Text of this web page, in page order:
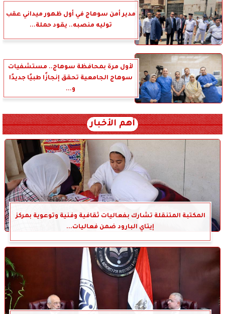
مدير أمن سوهاج في أول ظهور ميداني عقب
توليه منصبه.. يقود حملة...
لأول مرة بمحافظة سوهاج.. مستشفيات
سوهاج الجامعية تحقق إنجازًا طبيًا جديدًا
و...
أهم الأخبار
المكتبة المتنقلة تشارك بفعاليات ثقافية وفنية وتوعوية بمركز
إيتاي البارود ضمن فعاليات...